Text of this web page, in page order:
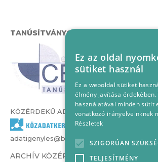
TANÚSÍTVÁNYOK
KÖZÉRDEKŰ ADATOK
adatigenyles@bvcs.hu
ARCHÍV KÖZÉRDEKŰ ADATOK –
Ez az oldal
sütiket használ
Ez a weboldal sütiket
élmény javítása érdekében.
használatával minden sütit
vonatkozó irányelveinknek
Részletek
SZIGORÚAN
TELJESÍTMÉNY